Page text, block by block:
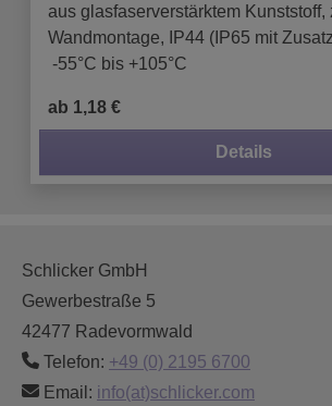
aus glasfaserverstärktem Kunststoff,
Wandmontage, IP44 (IP65 mit
-55°C bis +105°C
ab 1,18 €
Details
Schlicker GmbH
Gewerbestraße 5
42477 Radevormwald
Telefon: +49 (0) 2195 6700
Email: info(at)schlicker.com